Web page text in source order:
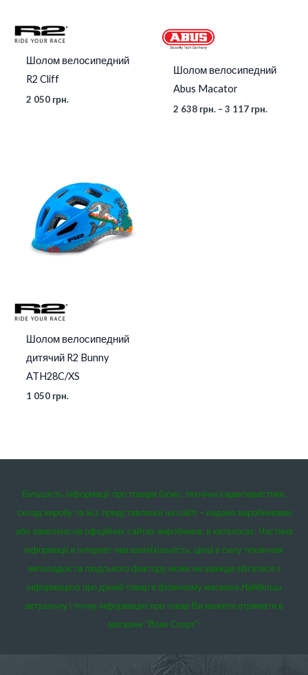
Шолом велосипедний
R2 Cliff
2 050 грн.
Шолом велосипедний
Abus Macator
2 638 грн. – 3 117 грн.
Шолом велосипедний
дитячий R2 Bunny
ATH28C/XS
1 050 грн.
Більшість інформації про товари (опис, технічні характеристики,
склад виробу та ін.), представленої на сайті – надано виробниками
або заявлено на офіційних сайтах виробників, в каталогах. Частина
інформації в інтернет-магазині(кількість, ціна) в силу технічних
неполадок та людського фактору може не завжди збігатися з
інформацією про даний товар в фізичному магазині.Найбільш
актуальну і точну інформацію про товар Ви можете отримати в
магазині “Вовк Спорт”: